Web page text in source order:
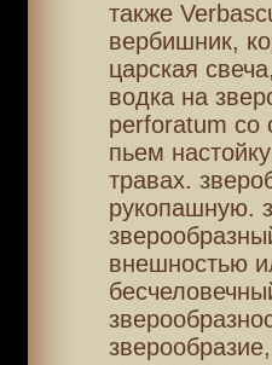
также
вербишник,
царская
водка на
perforatum со
пьем
травах.
рукопашную.
внешностью